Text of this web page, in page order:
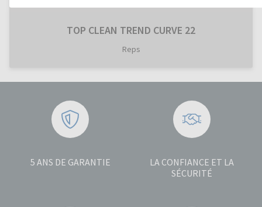
TOP CLEAN TREND CURVE 22
Reps
5 ANS DE GARANTIE
LA CONFIANCE ET LA
SÉCURITÉ